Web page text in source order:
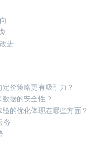
进
价策略更有吸引力？
据的安全性？
的优化体现在哪些方面？
务